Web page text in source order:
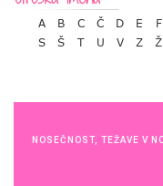
A B C Č D E F
S
Š T U V Z Ž
NOSEČNOST, TEŽAVE V